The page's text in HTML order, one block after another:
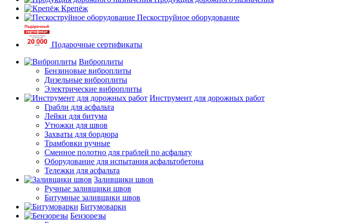
Крепёж
Пескоструйное оборудование
Подарочные сертификаты
Виброплиты
Бензиновые виброплиты
Дизельные виброплиты
Электрические виброплиты
Инструмент для дорожных работ
Грабли для асфальта
Лейки для битума
Утюжки для швов
Захваты для бордюра
Трамбовки ручные
Сменное полотно для граблей по асфальту
Оборудование для испытания асфальтобетона
Тележки для асфальта
Заливщики швов
Ручные заливщики швов
Битумные заливщики швов
Битумоварки
Бензорезы